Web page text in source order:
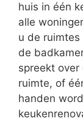
huis in één
alle
u de ruimtes
de
spreekt
ruimte, of
handen